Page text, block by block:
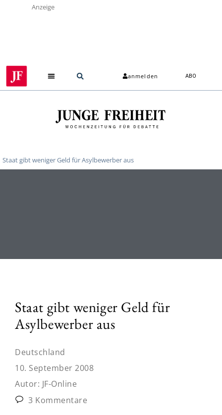
Anzeige
anmelden ABO
Staat gibt weniger Geld für Asylbewerber aus
Staat gibt weniger Geld für
Asylbewerber aus
Deutschland
10. September 2008
Autor: JF-Online
3 Kommentare